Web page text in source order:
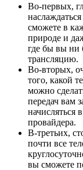
Во-первых,
сможете в
природе и
где бы вы ни
трансляцию.
Во-вторых,
того, какой
можно
передач вам
начисляться
провайдера.
В-третьих,
почти все
вы сможете